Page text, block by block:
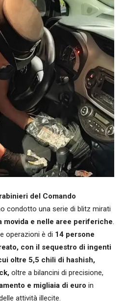
del Comando
condotto una serie di blitz mirati
movida e nelle aree periferiche.
operazioni è di 14 persone
con il sequestro di ingenti
oltre 5,5 chili di hashish,
oltre a bilancini di precisione,
e migliaia di euro in
attività illecite.